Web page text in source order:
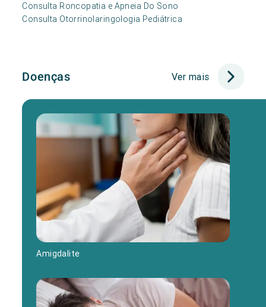
Consulta Roncopatia e Apneia Do Sono
Consulta Otorrinolaringologia Pediátrica
Doenças Ver mais
Amigdalite